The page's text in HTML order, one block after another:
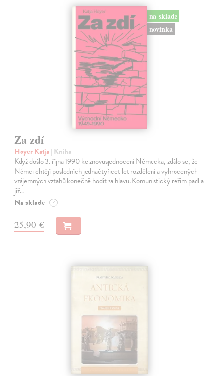
na sklade
novinka
Za zdí
Hoyer Katja| Kniha
Když došlo 3. října 1990 ke znovusjednocení Německa, zdálo se, že
Němci chtějí posledních jednačtyřicet let rozdělení a vyhrocených
vzájemných vztahů konečně hodit za hlavu. Komunistický režim padl a
již…
Na sklade ?
25,90 €